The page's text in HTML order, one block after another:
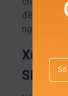
đề xuất
nghiên cứu.
Xử Lý
SPSS